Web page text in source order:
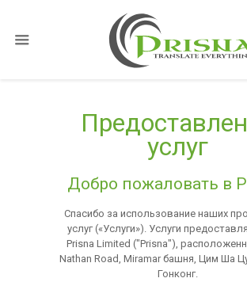
услуг
Добро пожаловать в
Спасибо за использование наших
услуг («Услуги»). Услуги
Prisna Limited ("Prisna"),
Nathan Road, Miramar башня, Цим ​​Ша
Гонконг.